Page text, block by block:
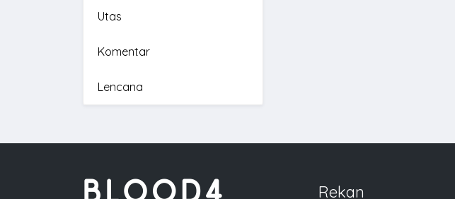
Utas
Komentar
Lencana
Rekan